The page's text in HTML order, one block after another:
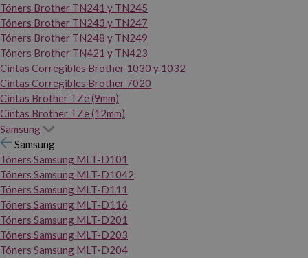
Tóners Brother TN241 y TN245
Tóners Brother TN243 y TN247
Tóners Brother TN248 y TN249
Tóners Brother TN421 y TN423
Cintas Corregibles Brother 1030 y 1032
Cintas Corregibles Brother 7020
Cintas Brother TZe (9mm)
Cintas Brother TZe (12mm)
Samsung
Samsung
Tóners Samsung MLT-D101
Tóners Samsung MLT-D1042
Tóners Samsung MLT-D111
Tóners Samsung MLT-D116
Tóners Samsung MLT-D201
Tóners Samsung MLT-D203
Tóners Samsung MLT-D204